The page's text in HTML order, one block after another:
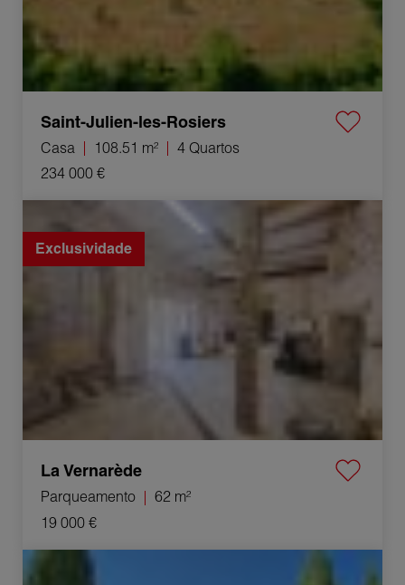
Saint-Julien-les-Rosiers
Casa 108.51 m²
4 Quartos
234 000 €
Venda Parqueamento La Vernarède 62 m²
Exclusividade
La Vernarède
Parqueamento
62 m²
19 000 €
Venda Villa Vézénobres 4 Quartos 107 m²